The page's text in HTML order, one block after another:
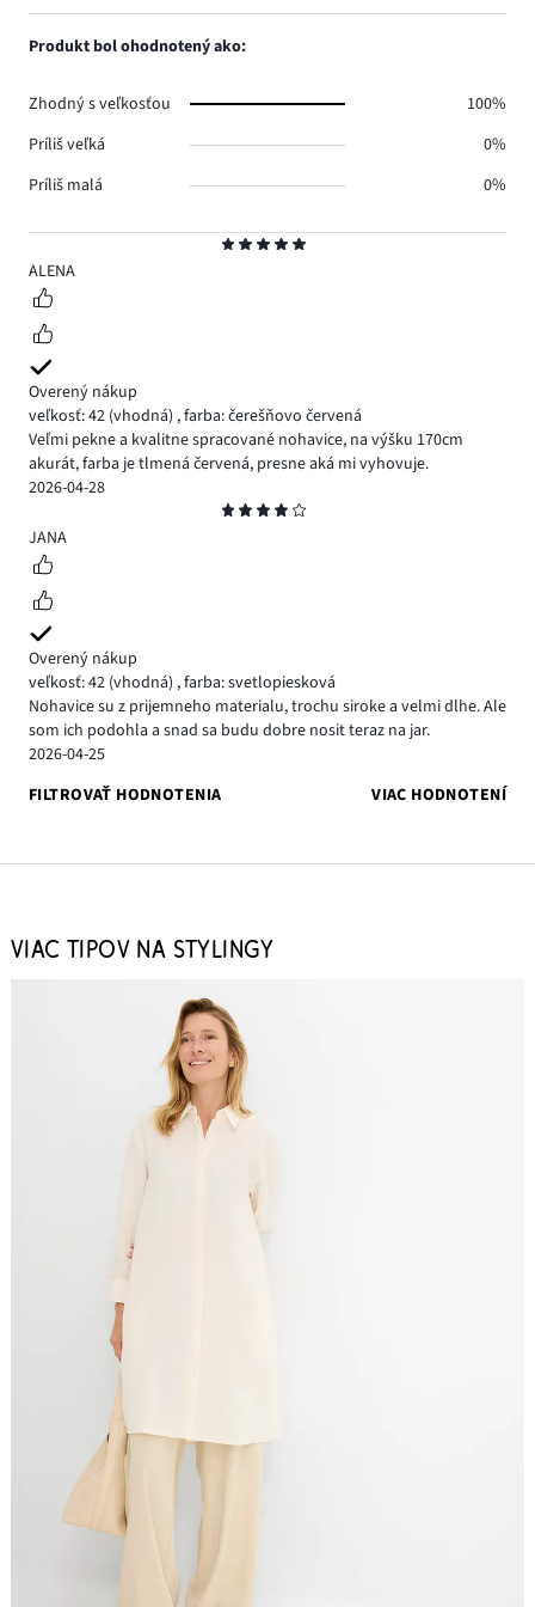
5
ALENA
Overený nákup
veľkosť: 42 (vhodná) ,farba: čerešňovo červená
Veľmi pekne a kvalitne spracované nohavice, na výšku 170cm
akurát, farba je tlmená červená, presne aká mi vyhovuje.
2026-04-28
4
JANA
Overený nákup
veľkosť: 42 (vhodná) ,farba: svetlopiesková
Nohavice su z prijemneho materialu, trochu siroke a velmi dlhe. Ale
som ich podohla a snad sa budu dobre nosit teraz na jar.
2026-04-25
FILTROVAŤ HODNOTENIA
VIAC HODNOTENÍ
1,
Produkt bol ohodnotený ako:
Zhodný s veľkosťou
100%
Príliš veľká
0%
Príliš malá
0%
VIAC TIPOV NA STYLINGY